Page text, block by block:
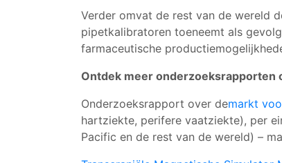
Verder omvat de rest van de wereld
pipetkalibratoren toeneemt als
farmaceutische
Ontdek meer onderzoeksrapporten
Onderzoeksrapport over demarkt
hartziekte, perifere vaatziekte), per
Pacific en de rest van de wereld) –